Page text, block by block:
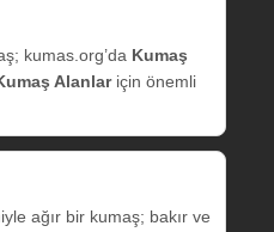
kumas.org’da Kumaş
Alanlariçin önemli
ağır bir kumaş; bakır ve